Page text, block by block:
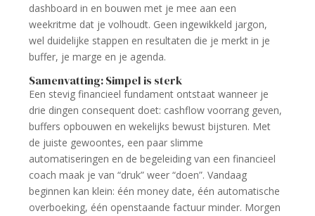
dashboard in en bouwen met je mee aan een
weekritme dat je volhoudt. Geen ingewikkeld jargon,
wel duidelijke stappen en resultaten die je merkt in je
buffer, je marge en je agenda.
Samenvatting: Simpel is sterk
Een stevig financieel fundament ontstaat wanneer je
drie dingen consequent doet: cashflow voorrang geven,
buffers opbouwen en wekelijks bewust bijsturen. Met
de juiste gewoontes, een paar slimme
automatiseringen en de begeleiding van een financieel
coach maak je van “druk” weer “doen”. Vandaag
beginnen kan klein: één money date, één automatische
overboeking, één openstaande factuur minder. Morgen